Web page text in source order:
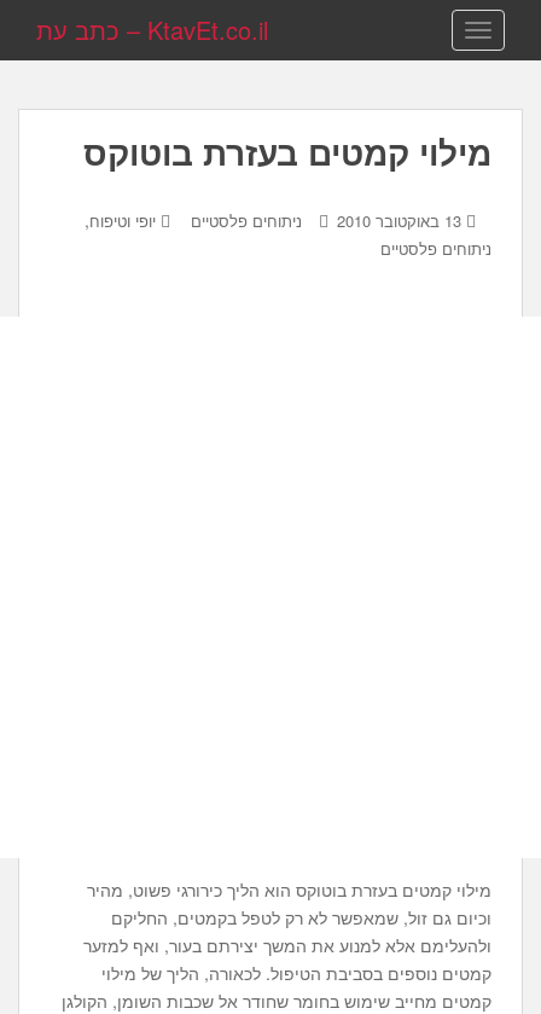
TOGGLE NAVIGATION KtavEt.co.il – כתב עת
מילוי קמטים בעזרת בוטוקס
13 באוקטובר 2010 ניתוחים פלסטיים יופי וטיפוח,
ניתוחים פלסטיים
מילוי קמטים בעזרת בוטוקס הוא הליך כירורגי פשוט, מהיר
וכיום גם זול, שמאפשר לא רק לטפל בקמטים, החליקם
ולהעלימם אלא למנוע את המשך יצירתם בעור, ואף למזער
קמטים נוספים בסביבת הטיפול. לכאורה, הליך של מילוי
קמטים מחייב שימוש בחומר שחודר אל שכבות השומן, הקולגן